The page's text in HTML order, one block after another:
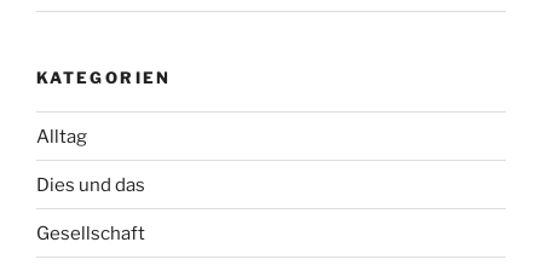
KATEGORIEN
Alltag
Dies und das
Gesellschaft